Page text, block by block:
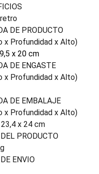
DE PRODUCTO
x Profundidad x Alto)
x 20 cm
DE ENGASTE
x Profundidad x Alto)
DE EMBALAJE
x Profundidad x Alto)
x 24 cm
PRODUCTO
ENVIO